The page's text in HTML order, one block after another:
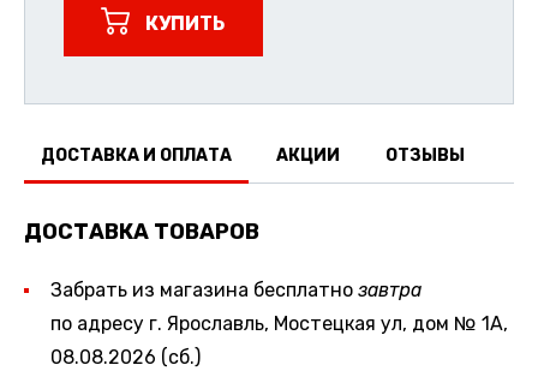
КУПИТЬ
ДОСТАВКА И ОПЛАТА АКЦИИ ОТЗЫВЫ
ДОСТАВКА ТОВАРОВ
Забрать из магазина бесплатно завтра
по адресу г. Ярославль, Мостецкая ул, дом № 1А,
08.08.2026 (сб.)